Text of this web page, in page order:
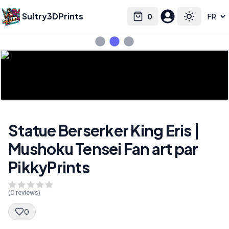
Sultry3DPrints 0
Cart Toggle
Select language
Statue Berserker King Eris |
Mushoku Tensei Fan art par
PikkyPrints
(0 reviews)
0